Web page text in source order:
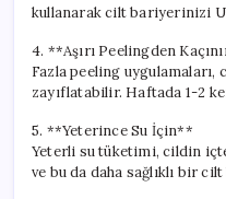
kullanarak cilt bariyerinizi
4. **Aşırı Peelingden
Fazla peeling uygulamaları,
zayıflatabilir. Haftada 1-2
5. **Yeterince Su İçin**
Yeterli su tüketimi, cildin
ve bu da daha sağlıklı bir